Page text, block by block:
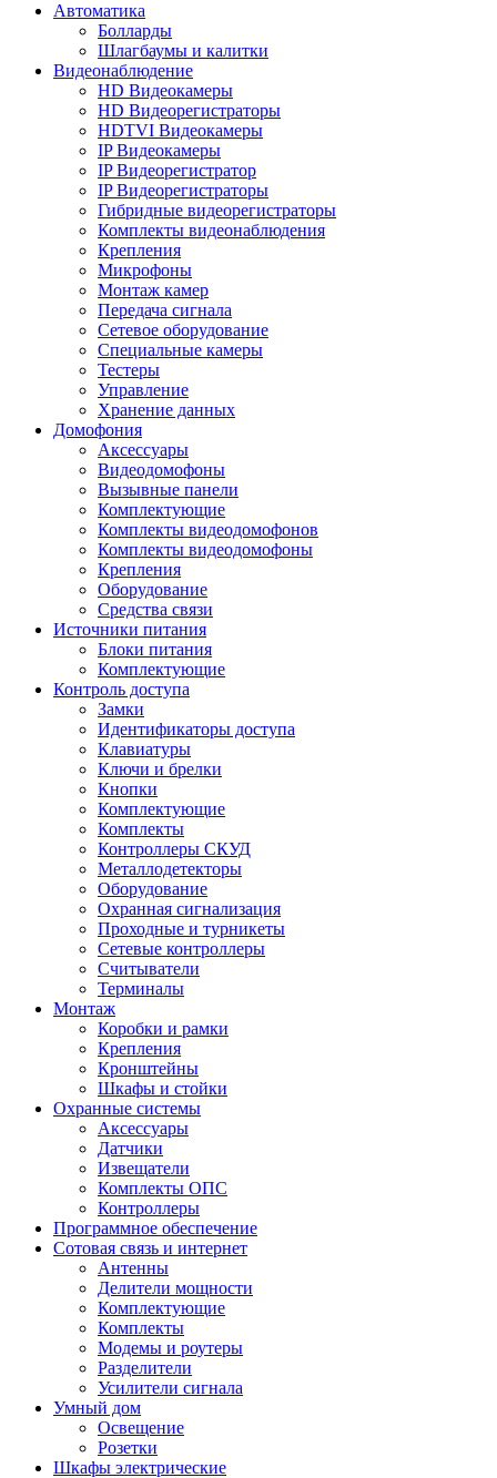
Автоматика
Болларды
Шлагбаумы и калитки
Видеонаблюдение
HD Видеокамеры
HD Видеорегистраторы
HDTVI Видеокамеры
IP Видеокамеры
IP Видеорегистратор
IP Видеорегистраторы
Гибридные видеорегистраторы
Комплекты видеонаблюдения
Крепления
Микрофоны
Монтаж камер
Передача сигнала
Сетевое оборудование
Специальные камеры
Тестеры
Управление
Хранение данных
Домофония
Аксессуары
Видеодомофоны
Вызывные панели
Комплектующие
Комплекты видеодомофонов
Комплекты видеодомофоны
Крепления
Оборудование
Средства связи
Источники питания
Блоки питания
Комплектующие
Контроль доступа
Замки
Идентификаторы доступа
Клавиатуры
Ключи и брелки
Кнопки
Комплектующие
Комплекты
Контроллеры СКУД
Металлодетекторы
Оборудование
Охранная сигнализация
Проходные и турникеты
Сетевые контроллеры
Считыватели
Терминалы
Монтаж
Коробки и рамки
Крепления
Кронштейны
Шкафы и стойки
Охранные системы
Аксессуары
Датчики
Извещатели
Комплекты ОПС
Контроллеры
Программное обеспечение
Сотовая связь и интернет
Антенны
Делители мощности
Комплектующие
Комплекты
Модемы и роутеры
Разделители
Усилители сигнала
Умный дом
Освещение
Розетки
Шкафы электрические